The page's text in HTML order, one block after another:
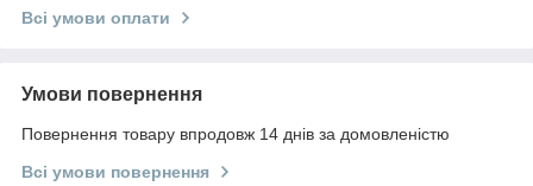
Всі умови оплати
Умови повернення
Повернення товару впродовж 14 днів за домовленістю
Всі умови повернення